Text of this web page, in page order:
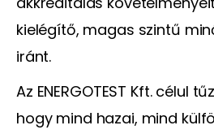
kielégítő, magas szintű
iránt.
Az ENERGOTEST Kft. célul
hogy mind hazai, mind